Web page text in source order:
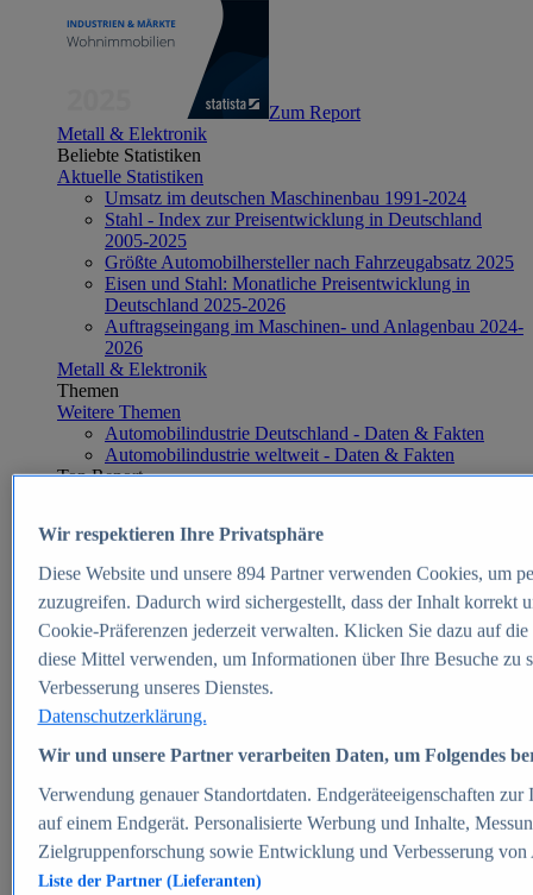
Zum Report
Metall & Elektronik
Beliebte Statistiken
Aktuelle Statistiken
Umsatz im deutschen Maschinenbau 1991-2024
Stahl - Index zur Preisentwicklung in Deutschland
2005-2025
Größte Automobilhersteller nach Fahrzeugabsatz 2025
Eisen und Stahl: Monatliche Preisentwicklung in
Deutschland 2025-2026
Auftragseingang im Maschinen- und Anlagenbau 2024-
2026
Metall & Elektronik
Themen
Weitere Themen
Automobilindustrie Deutschland - Daten & Fakten
Automobilindustrie weltweit - Daten & Fakten
Top Report
Zum Report
E-commerce
Beliebte Statistiken
Aktuelle Statistiken
E-Commerce - Entwicklung des Umsatzes in
Deutschland 1999-2025
Umsatz von Amazon in Deutschland und weltweit
2010-2025
B2C-E-Commerce: Top-50 Online Shops in
Deutschland 2024
Marktanteile von Online-Zahlungsverfahren in
Deutschland 2024
Umsatzstarke Warengruppen im Online-Handel in
Deutschland 2023-2025
Wir respektieren Ihre Privatsphäre
Diese Website und unsere 894Partner verwenden Cookies, um
zuzugreifen. Dadurch wird sichergestellt, dass der Inhalt korrekt
Cookie-Präferenzen jederzeit verwalten. Klicken Sie dazu auf
diese Mittel verwenden, um Informationen über Ihre Besuche
Verbesserung unseres Dienstes.
Datenschutzerklärung.
Wir und unsere Partner verarbeiten Daten, um Folgendes
Verwendung genauer Standortdaten. Endgeräteeigenschaften
auf einem Endgerät. Personalisierte Werbung und Inhalte,
Zielgruppenforschung sowie Entwicklung und Verbesserung von
Liste der Partner (Lieferanten)